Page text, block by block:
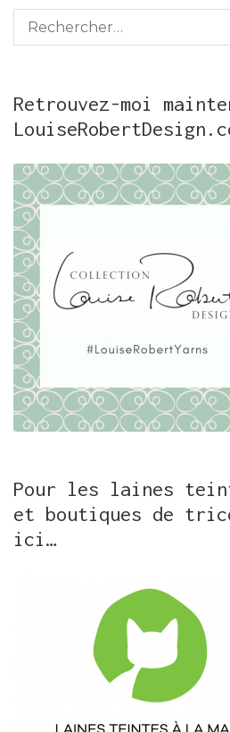
Rechercher :
Retrouvez-moi
Pour les laines
et boutiques de
ici…